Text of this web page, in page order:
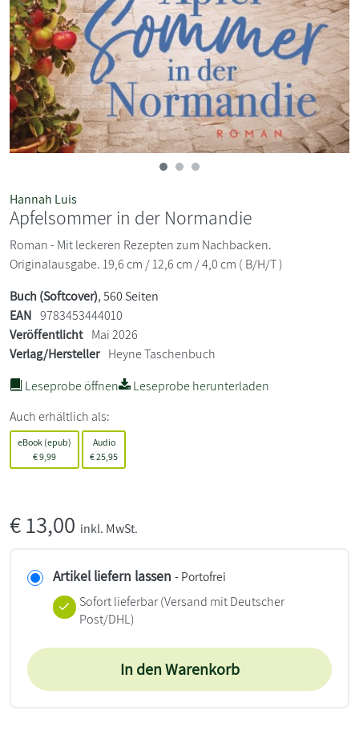
Hannah Luis
Apfelsommer in der Normandie
Roman - Mit leckeren Rezepten zum Nachbacken.
Originalausgabe. 19,6 cm / 12,6 cm / 4,0 cm ( B/H/T )
Buch (Softcover), 560 Seiten
EAN 9783453444010
Veröffentlicht Mai 2026
Verlag/Hersteller Heyne Taschenbuch
Leseprobe öffnen
Leseprobe herunterladen
Auch erhältlich als:
eBook (epub)
€9,99
Audio
€25,95
€13,00 inkl. MwSt.
Artikel liefern lassen - Portofrei
Sofort lieferbar(Versand mit Deutscher
Post/DHL)
In den Warenkorb